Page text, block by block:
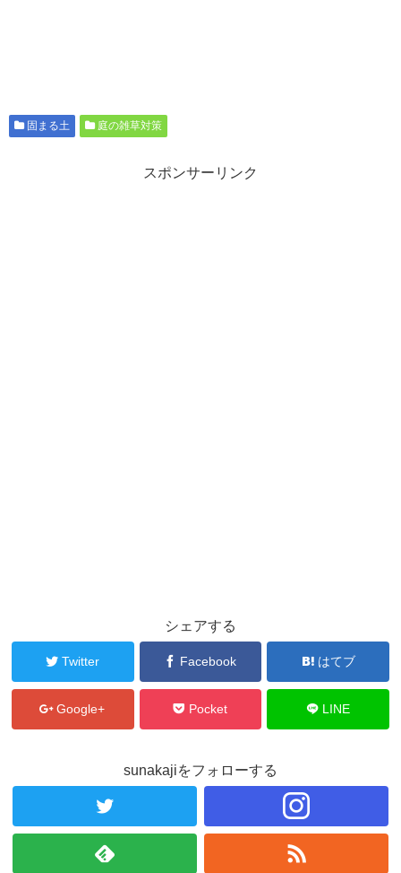
固まる土 庭の雑草対策
スポンサーリンク
シェアする
Twitter Facebook はてブ
Google+ Pocket LINE
sunakajiをフォローする